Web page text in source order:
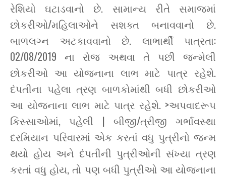
રેશિયો ઘટાડવાનો છે. સામાન્ય રીતે સમાજમાં
છોકરીઓ/મહિલાઓને સશક્ત બનાવવાનો છે.
બાળલગ્ન અટકાવવાનો છે. લાભાર્થી પાત્રતા:
02/08/2019 ના રોજ અથવા તે પછી જન્મેલી
છોકરીઓ આ યોજનાના લાભ માટે પાત્ર રહેશે.
દંપતીના પહેલા ત્રણ બાળકોમાંથી બધી છોકરીઓ
આ યોજનાના લાભ માટે પાત્ર રહેશે. >અપવાદરૂપ
કિસ્સાઓમાં, પહેલી | બીજી/ત્રીજી ગર્ભાવસ્થા
દરમિયાન પરિવારમાં એક કરતાં વધુ પુત્રીનો જન્મ
થયો હોય અને દંપતીની પુત્રીઓની સંખ્યા ત્રણ
કરતાં વધુ હોય, તો પણ બધી પુત્રીઓ આ યોજનાના